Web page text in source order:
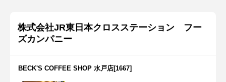
株式会社JR東日本クロスステーション フー
ズカンパニー
BECK'S COFFEE SHOP 水戸店[1667]